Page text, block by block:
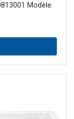
Modèle:
montée en
bonde émaillée
rectiligne
installation en